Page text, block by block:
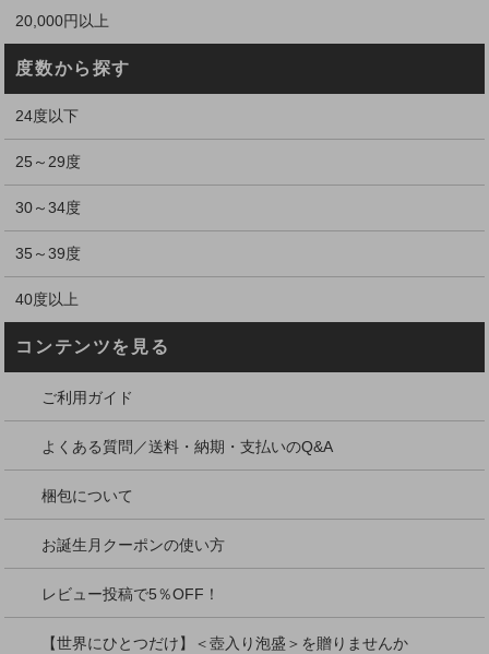
20,000円以上
度数から探す
24度以下
25～29度
30～34度
35～39度
40度以上
コンテンツを見る
ご利用ガイド
よくある質問／送料・納期・支払いのQ&A
梱包について
お誕生月クーポンの使い方
レビュー投稿で5％OFF！
【世界にひとつだけ】＜壺入り泡盛＞を贈りませんか